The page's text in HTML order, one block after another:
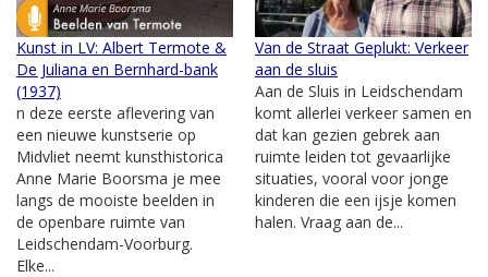
Kunst in LV: Albert Termote &
De Juliana en Bernhard-bank
(1937)
n deze eerste aflevering van
een nieuwe kunstserie op
Midvliet neemt kunsthistorica
Anne Marie Boorsma je mee
langs de mooiste beelden in
de openbare ruimte van
Leidschendam-Voorburg.
Elke...
Van de Straat Geplukt: Verkeer
aan de sluis
Aan de Sluis in Leidschendam
komt allerlei verkeer samen en
dat kan gezien gebrek aan
ruimte leiden tot gevaarlijke
situaties, vooral voor jonge
kinderen die een ijsje komen
halen. Vraag aan de...